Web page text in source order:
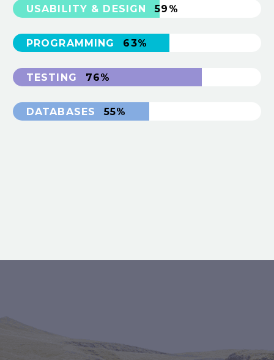
USABILITY & DESIGN 59%
PROGRAMMING 63%
TESTING 76%
DATABASES 55%